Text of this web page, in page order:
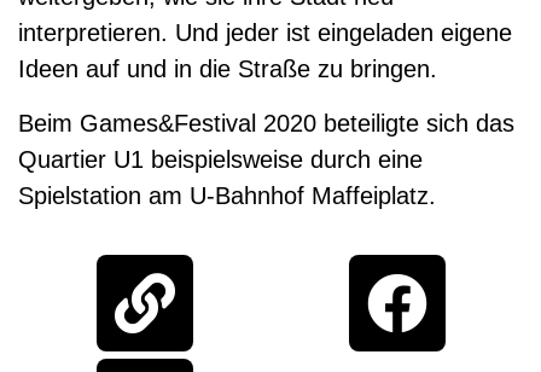
interpretieren. Und jeder ist eingeladen eigene
Ideen auf und in die Straße zu bringen.
Beim Games&Festival 2020 beteiligte sich das
Quartier U1 beispielsweise durch eine
Spielstation am U-Bahnhof Maffeiplatz.